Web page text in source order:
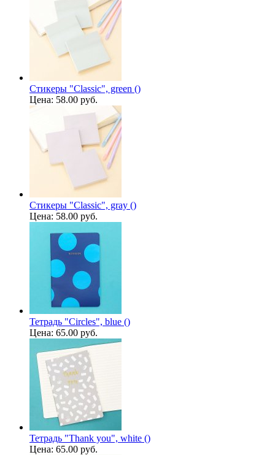
Стикеры "Classic", green ()
Цена: 58.00 руб.
Стикеры "Classic", gray ()
Цена: 58.00 руб.
Тетрадь "Circles", blue ()
Цена: 65.00 руб.
Тетрадь "Thank you", white ()
Цена: 65.00 руб.